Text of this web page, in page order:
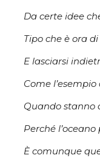
Da certe idee
Tipo che è ora
E lasciarsi
Come
Quando stanno
Perché
È comunque